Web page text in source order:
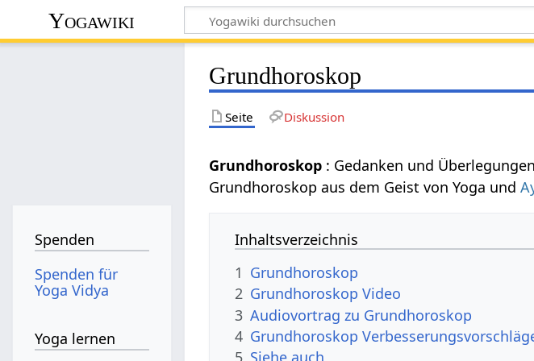
Yogawiki
Grundhoroskop
Seite Diskussion
Grundhoroskop : Gedanken und
Grundhoroskop aus dem Geist von Yoga und
Inhaltsverzeichnis
1 Grundhoroskop
2 Grundhoroskop Video
3 Audiovortrag zu Grundhoroskop
4 Grundhoroskop
Spenden
Spenden für
Yoga Vidya
Yoga lernen